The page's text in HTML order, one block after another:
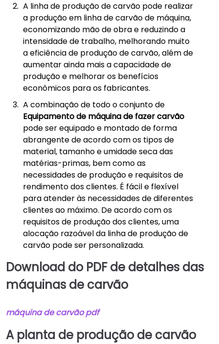
A linha de produção de carvão pode realizar
a produção em linha de carvão de máquina,
economizando mão de obra e reduzindo a
intensidade de trabalho, melhorando muito
a eficiência de produção de carvão, além de
aumentar ainda mais a capacidade de
produção e melhorar os benefícios
econômicos para os fabricantes.
A combinação de todo o conjunto de
Equipamento de máquina de fazer carvão
pode ser equipado e montado de forma
abrangente de acordo com os tipos de
material, tamanho e umidade seca das
matérias-primas, bem como as
necessidades de produção e requisitos de
rendimento dos clientes. É fácil e flexível
para atender às necessidades de diferentes
clientes ao máximo. De acordo com os
requisitos de produção dos clientes, uma
alocação razoável da linha de produção de
carvão pode ser personalizada.
Download do PDF de detalhes das
máquinas de carvão
máquina de carvãopdf
A planta de produção de carvão